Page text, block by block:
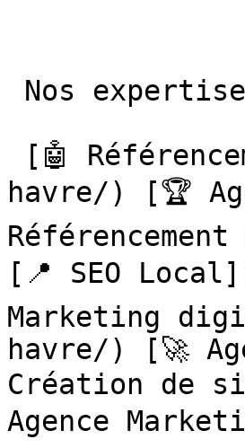
havre/) [🏆
[📍 SEO
Marketing
havre/) [🚀
Création de
Agence